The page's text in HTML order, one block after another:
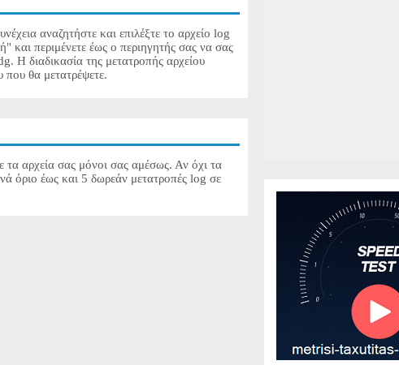
αναζητήστε και επιλέξτε το αρχείο log
και περιμένετε έως ο περιηγητής σας να σας
Η διαδικασία της μετατροπής αρχείου
που θα μετατρέψετε.
τα αρχεία σας μόνοι σας αμέσως. Αν όχι τα
όριο έως και 5 δωρεάν μετατροπές log σε